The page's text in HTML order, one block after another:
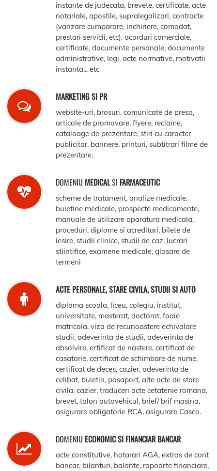
instante de judecata, brevete, certificate, acte
notariale, apostile, supralegalizari, contracte
(vanzare cumparare, inchiriere, comodat,
prestari servicii, etc), acorduri comerciale,
certificate, documente personale, documente
administrative, legi, acte normative, motivatii
instanta... etc
MARKETING SI PR
website-uri, brosuri, comunicate de presa,
articole de promovare, flyere, reclame,
cataloage de prezentare, stiri cu caracter
publicitar, bannere, printuri, subtitrari filme de
prezentare.
DOMENIU MEDICALSI FARMACEUTIC
scheme de tratament, analize medicale,
buletine medicale, prospecte medicamente,
manuale de utilizare aparatura medicala,
proceduri, diplome si acreditari, bilete de
iesire, studii clinice, studii de caz, lucrari
stiintifice, examene medicale, glosare de
termeni
ACTE PERSONALE, STARE CIVILA, STUDII SI AUTO
diploma scoala, liceu, colegiu, institut,
universitate, masterat, doctorat, foaie
matricola, viza de recunoastere echivalare
studii, adeverinta de studii, adeverinta de
absolvire, ertificat de nastere, certificat de
casatorie, certificat de schimbare de nume,
certificat de deces, cazier, adeverinta de
celibat, buletin, pasaport, alte acte de stare
civila, cazier, traduceri acte cetatenie romana,
brevet, talon autovehicul, brief/ brif masina,
asigurare obligatorie RCA, asigurare Casco.
DOMENIU ECONOMIC SI FINANCIAR BANCAR
acte constitutive, hotarari AGA, extras de cont
bancar, bilanturi, balante, rapoarte financiare,